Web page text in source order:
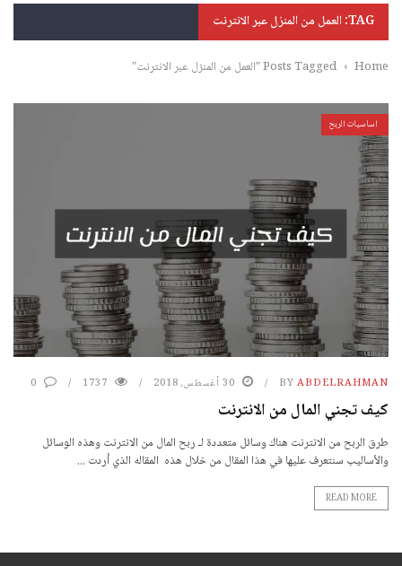
TAG: العمل من المنزل عبر الانترنت
Home
› Posts Tagged "العمل من المنزل عبر الانترنت"
اساسيات الربح
BY ABDELRAHMAN 30 أغسطس، 2018 1737
0
كيف تجني المال من الانترنت
طرق الربح من الانترنت هناك وسائل متعددة لـ ربح المال من الانترنت وهذه الوسائل
والأساليب سنتعرف عليها في هذا المقال من خلال هذه المقاله الذي أردت ...
READ MORE